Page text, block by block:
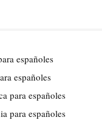
españoles
españoles
para españoles
para españoles